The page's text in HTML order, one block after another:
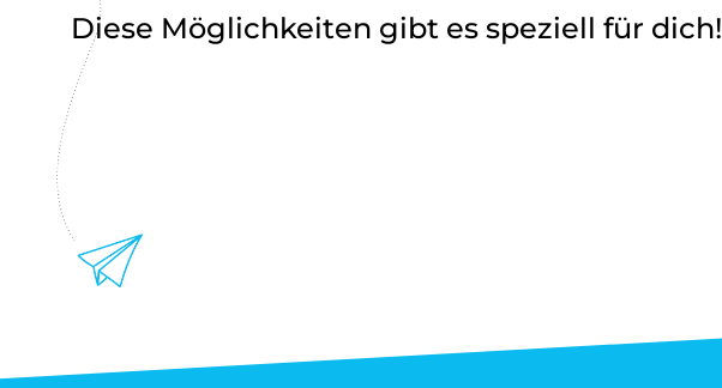
Diese Möglichkeiten gibt es speziell für dich!